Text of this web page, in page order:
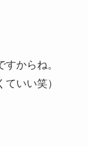
からね。
いい笑）